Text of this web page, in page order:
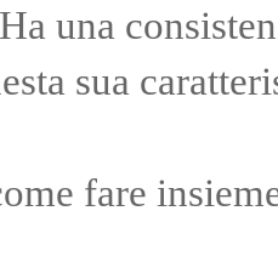
una
sua
fare